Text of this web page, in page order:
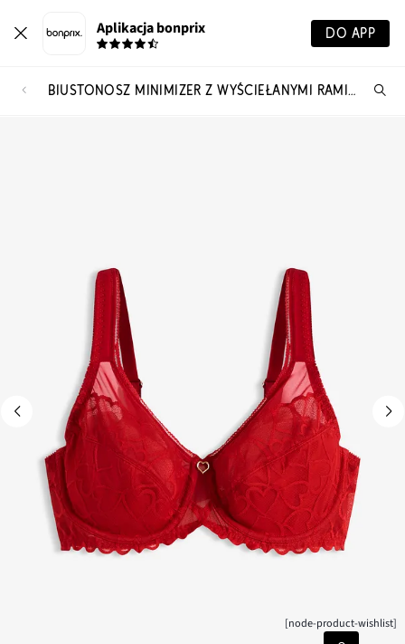
Aplikacja bonprix DO APP
BIUSTONOSZ MINIMIZER Z WYŚCIEŁANYMI RAMIĄCZKAMI
[node-product-wishlist]